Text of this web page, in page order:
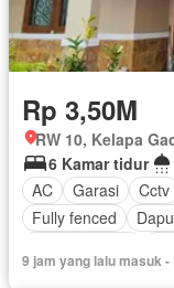
Air
Halaman
Rp 3,50M
6 Kamar tidur
AC
Garasi Cctv
Fully fenced
Ruang layanan
9 jam yang lalu masuk